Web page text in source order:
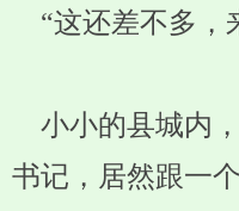
“这还差不多，
小小的县城内
书记，居然跟一